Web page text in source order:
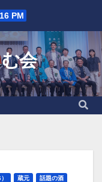
PM
会
蔵元 話題の酒